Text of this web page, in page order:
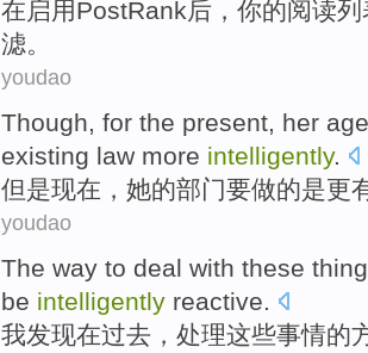
在启用PostRank后， 你的阅读列
滤。
youdao
Though, for the present, her
existing law more intelligently.
但是现在 ， 她的部门要做的是更
youdao
The way to deal with these
be intelligently reactive.
我发现在过去 ， 处理这些事情的